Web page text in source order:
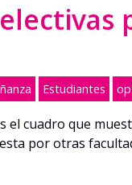
Estudiantes
el cuadro que
por otras